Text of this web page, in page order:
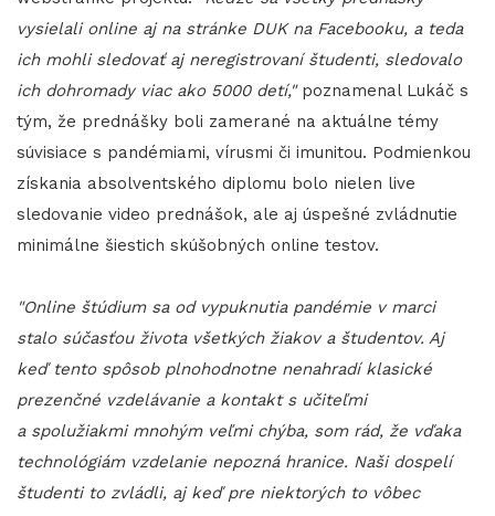
vysielali online aj na stránke DUK na Facebooku, a teda
ich mohli sledovať aj neregistrovaní študenti, sledovalo
ich dohromady viac ako 5000 detí," poznamenal Lukáč s
tým, že prednášky boli zamerané na aktuálne témy
súvisiace s pandémiami, vírusmi či imunitou. Podmienkou
získania absolventského diplomu bolo nielen live
sledovanie video prednášok, ale aj úspešné zvládnutie
minimálne šiestich skúšobných online testov.
"Online štúdium sa od vypuknutia pandémie v marci
stalo súčasťou života všetkých žiakov a študentov. Aj
keď tento spôsob plnohodnotne nenahradí klasické
prezenčné vzdelávanie a kontakt s učiteľmi
a spolužiakmi mnohým veľmi chýba, som rád, že vďaka
technológiám vzdelanie nepozná hranice. Naši dospelí
študenti to zvládli, aj keď pre niektorých to vôbec